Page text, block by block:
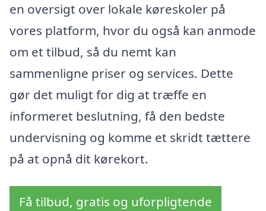
en oversigt over lokale køreskoler på
vores platform, hvor du også kan anmode
om et tilbud, så du nemt kan
sammenligne priser og services. Dette
gør det muligt for dig at træffe en
informeret beslutning, få den bedste
undervisning og komme et skridt tættere
på at opnå dit kørekort.
Få tilbud, gratis og uforpligtende